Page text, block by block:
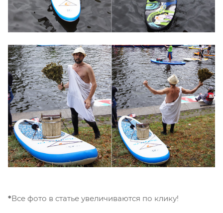
*Все фото в статье увеличиваются по клику!